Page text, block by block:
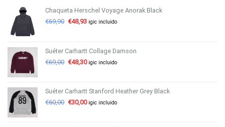
Chaqueta Herschel Voyage Anorak Black
€69,90 €48,93 igic incluido
Suéter Carhartt Collage Damson
€69,00 €48,30 igic incluido
Suéter Carhartt Stanford Heather Grey Black
€60,00 €30,00 igic incluido